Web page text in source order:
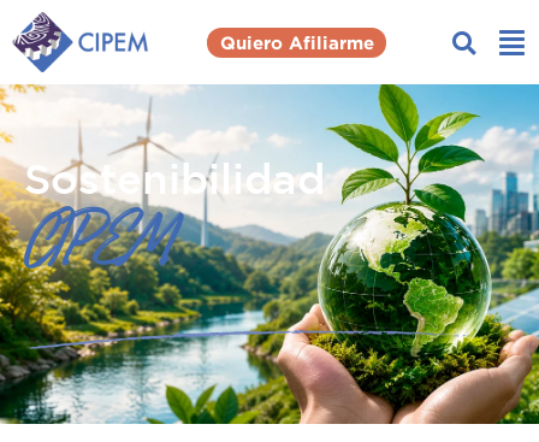
Quiero Afiliarme
Sostenibilidad
CIPEM